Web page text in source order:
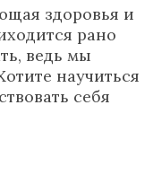
здоровья и
рано
ведь мы
научиться
себя